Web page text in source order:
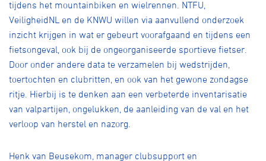
tijdens het mountainbiken en wielrennen. NTFU,
VeiligheidNL en de KNWU willen via aanvullend onderzoek
inzicht krijgen in wat er gebeurt voorafgaand en tijdens een
fietsongeval, ook bij de ongeorganiseerde sportieve fietser.
Door onder andere data te verzamelen bij wedstrijden,
toertochten en clubritten, en ook van het gewone zondagse
ritje. Hierbij is te denken aan een verbeterde inventarisatie
van valpartijen, ongelukken, de aanleiding van de val en het
verloop van herstel en nazorg.
Henk van Beusekom, manager clubsupport en